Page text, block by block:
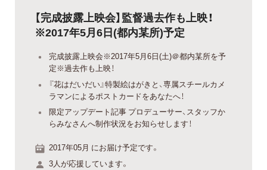
【完成披露上映会】監督過去作も上映！
※2017年5月6日(都内某所)予定
完成披露上映会※2017年5月6日(土)＠都内某所を予
定※過去作も上映！
『花はだいだい』特製絵はがきと、専属スチールカメ
ラマンによるポストカードをあなたへ！
限定アップデート記事 プロデューサー、スタッフか
らみなさんへ制作状況をお知らせします！
2017年05月 にお届け予定です。
3人が応援しています。